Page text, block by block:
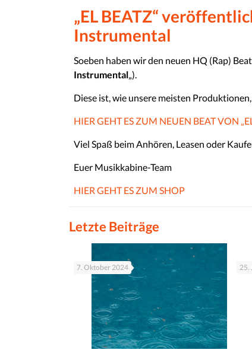
„EL BEATZ“
Instrumental
Soeben haben wir den neuen HQ (Rap)
Instrumental„).
Diese ist, wie unsere meisten
HIER GEHT ES ZUM NEUEN BEAT VON
Viel Spaß beim Anhören, Leasen oder
Euer Musikkabine-Team
HIER GEHT ES ZUM SHOP
Letzte Beiträge
7. Oktober 2024 25.